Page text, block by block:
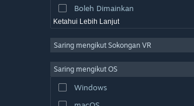
Boleh Dimainkan
Ketahui Lebih Lanjut
Saring mengikut Sokongan VR
Saring mengikut OS
Windows